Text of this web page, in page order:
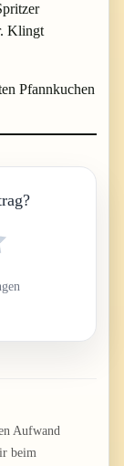
Klingt
Pfannkuchen
Aufwand
beim